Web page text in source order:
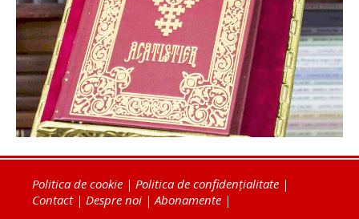
Politica de cookie | Politica de confidențialitate |
Contact| Despre noi | Abonamente |